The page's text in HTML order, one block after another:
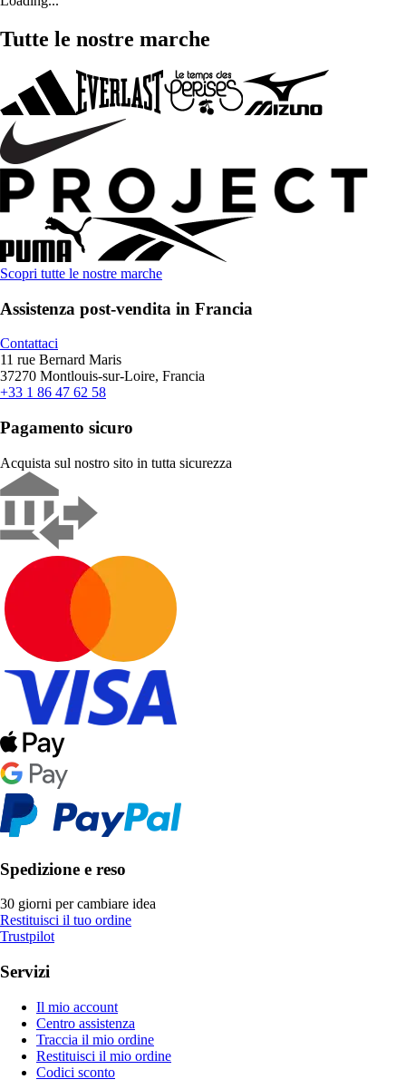
Tutte le nostre marche
Scopri tutte le nostre marche
Assistenza post-vendita in Francia
Contattaci
11 rue Bernard Maris
37270 Montlouis-sur-Loire, Francia
+33 1 86 47 62 58
Pagamento sicuro
Acquista sul nostro sito in tutta sicurezza
Spedizione e reso
30 giorni per cambiare idea
Restituisci il tuo ordine
Trustpilot
Servizi
Il mio account
Centro assistenza
Traccia il mio ordine
Restituisci il mio ordine
Codici sconto